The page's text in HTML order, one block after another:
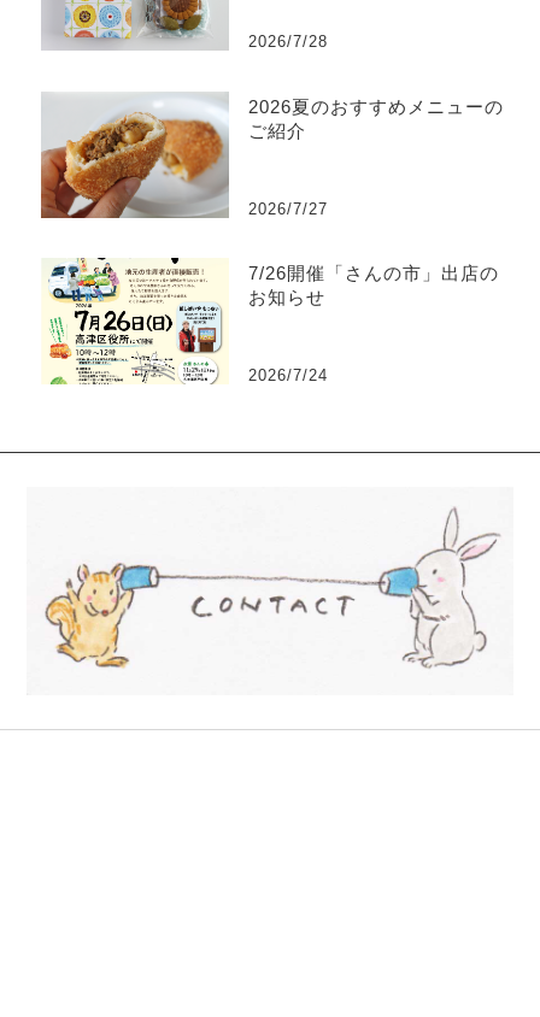
2026/7/28
2026夏のおすすめメニューの
ご紹介
2026/7/27
7/26開催「さんの市」出店の
お知らせ
2026/7/24